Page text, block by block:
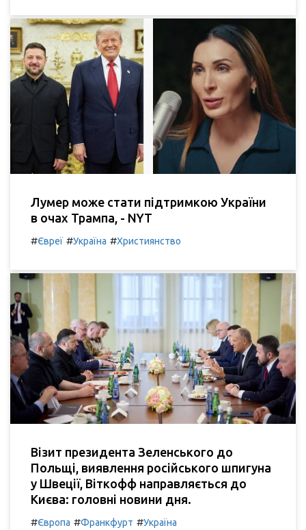
Лумер може стати підтримкою України
в очах Трампа, - NYT
#Євреї #Україна #Християнство
Візит президента Зеленського до
Польщі, виявлення російського шпигуна
у Швеції, Віткофф направляється до
Києва: головні новини дня.
#Європа #Франкфурт #Україна